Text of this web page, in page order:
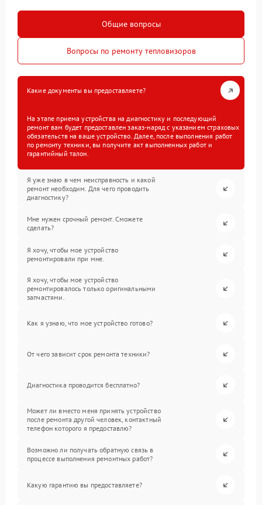
Общие вопросы
Вопросы по ремонту тепловизоров
Какие документы вы предоставляете?
На этапе приема устройства на диагностику и последующий
ремонт вам будет предоставлен заказ-наряд с указанием страховых
обязательств на ваше устройство. Далее, после выполнения работ
по ремонту техники, вы получите акт выполненных работ и
гарантийный талон.
Я уже знаю в чем неисправность и какой
ремонт необходим. Для чего проводить
диагностику?
Мне нужен срочный ремонт. Сможете
сделать?
Я хочу, чтобы мое устройство
ремонтировали при мне.
Я хочу, чтобы мое устройство
ремонтировалось только оригинальными
запчастями.
Как я узнаю, что мое устройство готово?
От чего зависит срок ремонта техники?
Диагностика проводится бесплатно?
Может ли вместо меня принять устройство
после ремонта другой человек, контактный
телефон которого я предоставлю?
Возможно ли получать обратную связь в
процессе выполнения ремонтных работ?
Какую гарантию вы предоставляете?